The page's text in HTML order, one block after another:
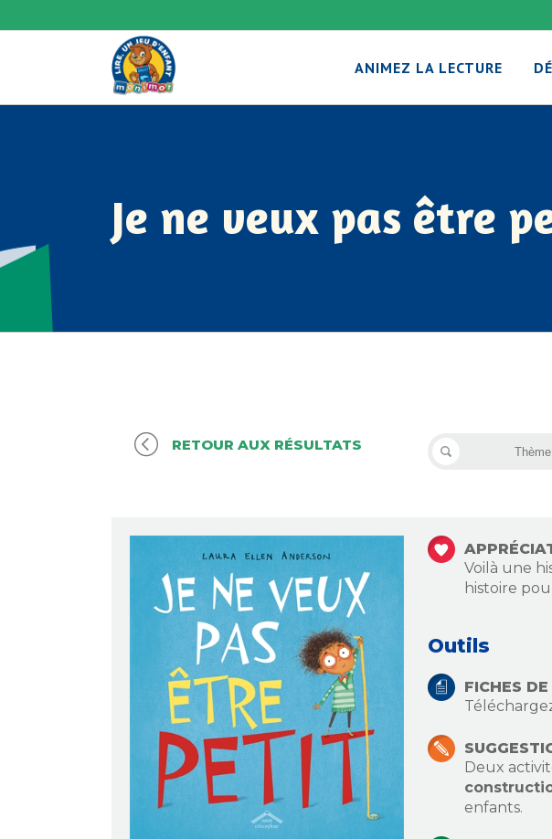
ANIMEZ LA LECTURE
Je ne veux pas être
RETOUR AUX RÉSULTATS
Voilà une
histoire
Outils
FICHES
Deux
enfants.